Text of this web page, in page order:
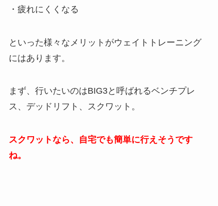
・疲れにくくなる
といった様々なメリットがウェイトトレーニング
にはあります。
まず、行いたいのはBIG3と呼ばれるベンチプレ
ス、デッドリフト、スクワット。
スクワットなら、自宅でも簡単に行えそうです
ね。